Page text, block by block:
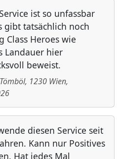
ist so unfassbar
gibt tatsächlich noch
Class Heroes wie
Landauer hier
beweist.
, 1230 Wien,
diesen Service seit
Kann nur Positives
Hat jedes Mal